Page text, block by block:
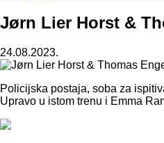
Jørn Lier Horst &
24.08.2023.
Policijska postaja, soba za
Upravo u istom trenu i Emma